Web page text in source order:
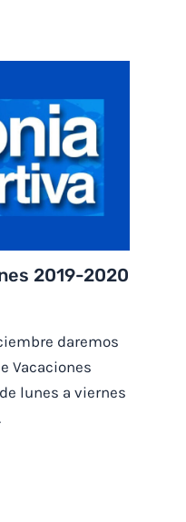
2019-2020
daremos
Vacaciones
lunes a viernes